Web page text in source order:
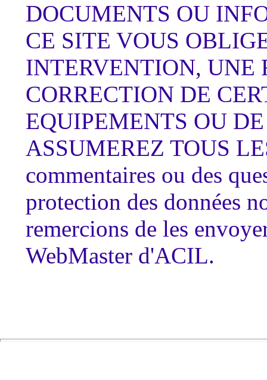
DOCUMENTS OU
CE SITE VOUS
INTERVENTION, UNE
CORRECTION DE
EQUIPEMENTS OU
ASSUMEREZ TOUS
commentaires ou des
protection des données
remercions de les
WebMaster d'ACIL.